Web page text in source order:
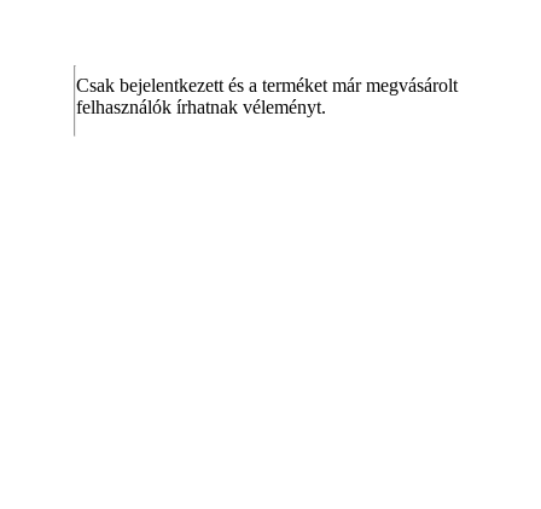
Csak bejelentkezett és a terméket már megvásárolt
felhasználók írhatnak véleményt.